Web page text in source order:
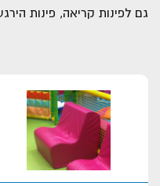
גם לפינות קריאה, פינות